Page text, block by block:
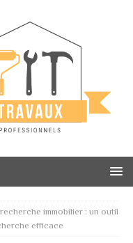
immobilier : un outil
efficace